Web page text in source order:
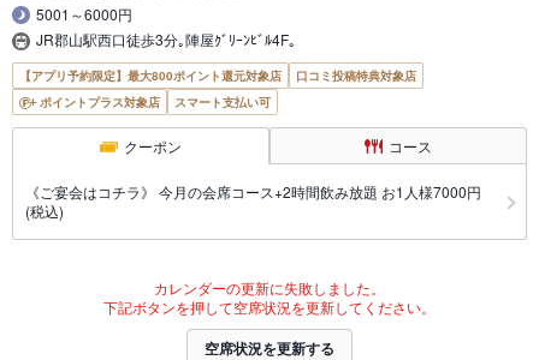
5001～6000円
JR郡山駅西口徒歩3分｡陣屋ｸﾞﾘｰﾝﾋﾞﾙ4F｡
【アプリ予約限定】最大800ポイント還元対象店
口コミ投稿特典対象店
ポイントプラス対象店
スマート支払い可
クーポン コース
《ご宴会はコチラ》 今月の会席コース+2時間飲み放題 お1人様7000円
(税込)
カレンダーの更新に失敗しました。
下記ボタンを押して空席状況を更新してください。
空席状況を更新する